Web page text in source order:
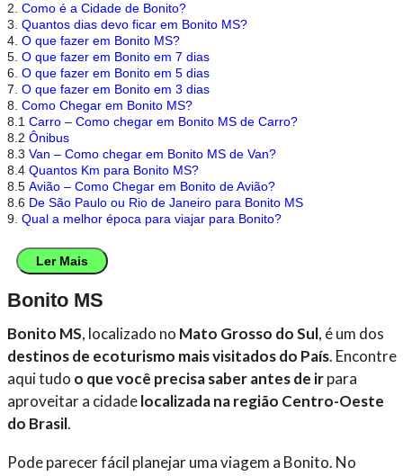
2. Como é a Cidade de Bonito?
3. Quantos dias devo ficar em Bonito MS?
4. O que fazer em Bonito MS?
5. O que fazer em Bonito em 7 dias
6. O que fazer em Bonito em 5 dias
7. O que fazer em Bonito em 3 dias
8. Como Chegar em Bonito MS?
8.1 Carro – Como chegar em Bonito MS de Carro?
8.2 Ônibus
8.3 Van – Como chegar em Bonito MS de Van?
8.4 Quantos Km para Bonito MS?
8.5 Avião – Como Chegar em Bonito de Avião?
8.6 De São Paulo ou Rio de Janeiro para Bonito MS
9. Qual a melhor época para viajar para Bonito?
Ler Mais
Bonito MS
Bonito MS, localizado no Mato Grosso do Sul, é um dos
destinos de ecoturismo mais visitados do País. Encontre
aqui tudo o que você precisa saber antes de irpara
aproveitar a cidadelocalizada na região Centro-Oeste
do Brasil.
Pode parecer fácil planejar uma viagem a Bonito. No